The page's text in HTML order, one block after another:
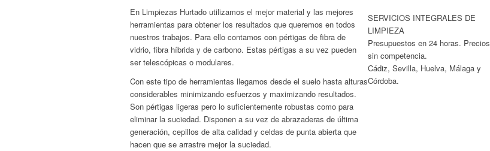
En Limpiezas Hurtado utilizamos el mejor material y las mejores
herramientas para obtener los resultados que queremos en todos
nuestros trabajos. Para ello contamos con pértigas de fibra de
vidrio, fibra híbrida y de carbono. Estas pértigas a su vez pueden
ser telescópicas o modulares.
Con este tipo de herramientas llegamos desde el suelo hasta alturas
considerables minimizando esfuerzos y maximizando resultados.
Son pértigas ligeras pero lo suficientemente robustas como para
eliminar la suciedad. Disponen a su vez de abrazaderas de última
generación, cepillos de alta calidad y celdas de punta abierta que
hacen que se arrastre mejor la suciedad.
SERVICIOS INTEGRALES DE
LIMPIEZA
Presupuestos en 24 horas. Precios
sin competencia.
Cádiz, Sevilla, Huelva, Málaga y
Córdoba.